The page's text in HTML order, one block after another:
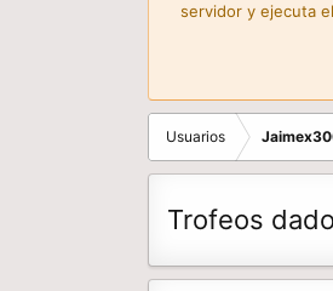
servidor y ejecuta
Usuarios
Trofeos